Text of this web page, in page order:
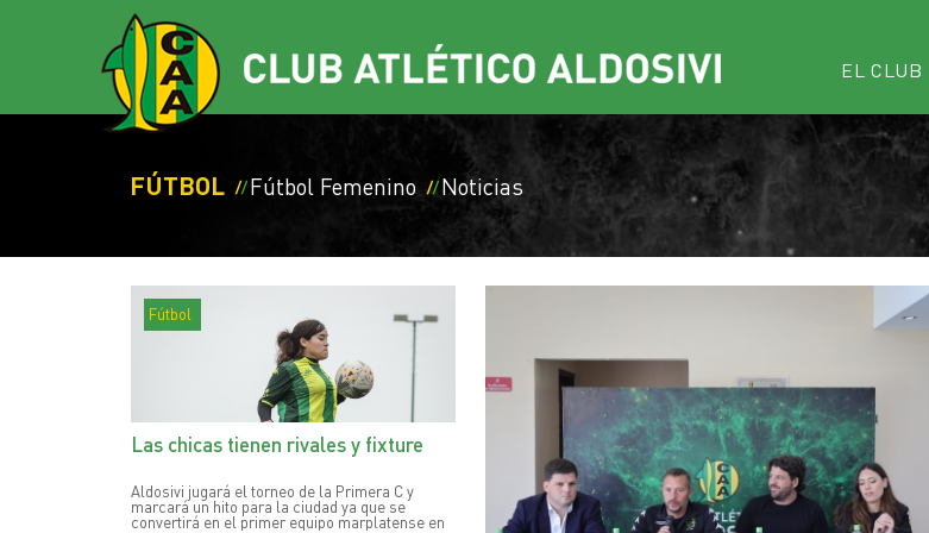
EL CLUB
FÚTBOL Fútbol Femenino Noticias
Fútbol
Las chicas tienen rivales y fixture
Aldosivi jugará el torneo de la Primera C y
marcará un hito para la ciudad ya que se
convertirá en el primer equipo marplatense en